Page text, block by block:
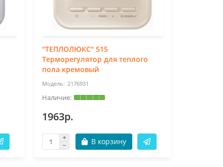
"ТЕПЛОЛЮКС" 515
Терморегулятор для теплого
пола кремовый
2176931
1963р.
В корзину